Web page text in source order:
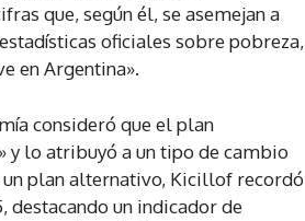
que, según él, se asemejan a
oficiales sobre pobreza,
en Argentina».
consideró que el plan
y lo atribuyó a un tipo de cambio
un plan alternativo, Kicillof recordó
destacando un indicador de